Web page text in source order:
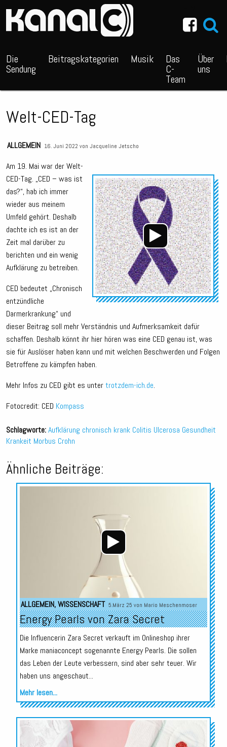
Die
Sendung
Beitragskategorien Musik Das
C-
Team
Über
uns
Welt-CED-Tag
ALLGEMEIN 16. Juni 2022 von Jacqueline Jetscho
Am 19. Mai war der Welt-
CED-Tag. „CED – was ist
das?“, hab ich immer
wieder aus meinem
Umfeld gehört. Deshalb
dachte ich es ist an der
Zeit mal darüber zu
berichten und ein wenig
Aufklärung zu betreiben.
CED bedeutet „Chronisch
entzündliche
Darmerkrankung“ und
dieser Beitrag soll mehr Verständnis und Aufmerksamkeit dafür
schaffen. Deshalb könnt ihr hier hören was eine CED genau ist, was
sie für Auslöser haben kann und mit welchen Beschwerden und Folgen
Betroffene zu kämpfen haben.
Mehr Infos zu CED gibt es untertrotzdem-ich.de.
Fotocredit: CED Kompass
Schlagworte:Aufklärung chronisch krank Colitis Ulcerosa Gesundheit
Krankeit Morbus Crohn
Ähnliche Beiträge:
Audio-
Player
ALLGEMEIN,WISSENSCHAFT 5.März 25 von Mario Meschenmoser
Energy Pearls von Zara Secret
Die Influencerin Zara Secret verkauft im Onlineshop ihrer
Marke maniaconcept sogenannte Energy Pearls. Die sollen
das Leben der Leute verbessern, sind aber sehr teuer. Wir
haben uns angeschaut...
Mehr lesen...
Audio-
Player